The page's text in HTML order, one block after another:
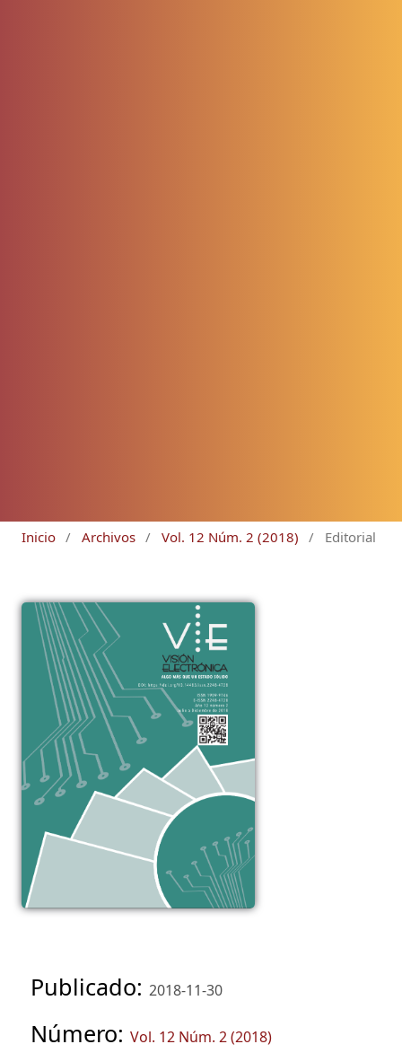
Inicio / Archivos / Vol. 12 Núm. 2 (2018) / Editorial
Publicado: 2018-11-30
Número: Vol. 12 Núm. 2 (2018)